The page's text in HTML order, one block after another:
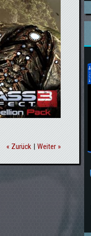
« Zurück|Weiter »